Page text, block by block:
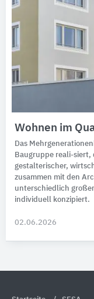
Wohnen im
Das
Baugruppe reali-siert,
gestalterischer,
zusammen mit den
unterschiedlich
individuell konzipiert.
02.06.2026